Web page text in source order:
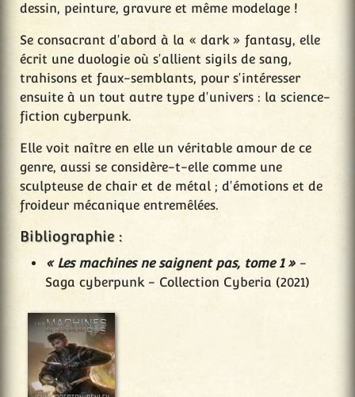
dessin, peinture, gravure et même modelage !
Se consacrant d'abord à la « dark » fantasy, elle
écrit une duologie où s'allient sigils de sang,
trahisons et faux-semblants, pour s'intéresser
ensuite à un tout autre type d'univers : la science-
fiction cyberpunk.
Elle voit naître en elle un véritable amour de ce
genre, aussi se considère-t-elle comme une
sculpteuse de chair et de métal ; d'émotions et de
froideur mécanique entremêlées.
Bibliographie :
« Les machines ne saignent pas, tome 1 » -
Saga cyberpunk - Collection Cyberia (2021)